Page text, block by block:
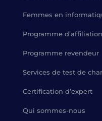
Femmes en
Programme d’affiliation
Programme revendeur
Services de test de
Certification d’expert
Qui sommes-nous